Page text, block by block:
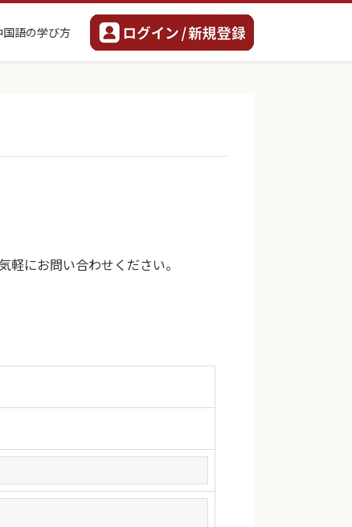
国語の学び方
にお問い合わせください。